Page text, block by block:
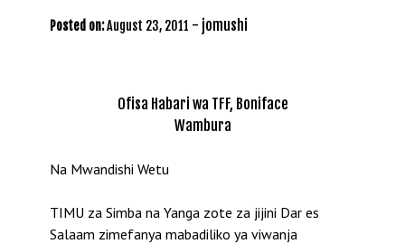
Posted on:August 23, 2011 - jomushi
Ofisa Habari wa TFF, Boniface
Wambura
Na Mwandishi Wetu
TIMU za Simba na Yanga zote za jijini Dar es
Salaam zimefanya mabadiliko ya viwanja